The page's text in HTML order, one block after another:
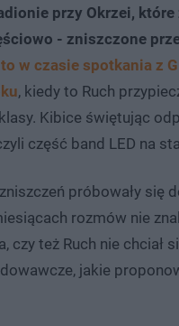
przy Okrzei, które
- zniszczone
to w czasie spotkania z
, kiedy to Ruch
Kibice świętując
część band LED na
próbowały się
rozmów nie
czy też Ruch nie chciał
jakie